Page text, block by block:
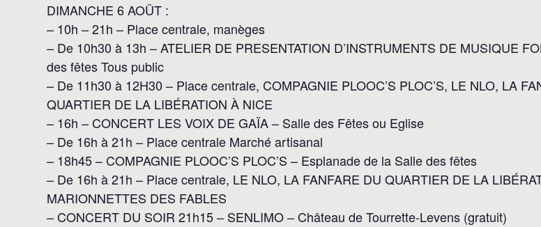
DIMANCHE 6 AOÛT :
– 10h – 21h – Place centrale, manèges
– De 10h30 à 13h – ATELIER DE PRESENTATION D’INSTRUMENTS DE MUSIQUE
des fêtes Tous public
– De 11h30 à 12H30 – Place centrale, COMPAGNIE PLOOC’S PLOC’S, LE NLO, LA
QUARTIER DE LA LIBÉRATION À NICE
– 16h – CONCERT LES VOIX DE GAÏA – Salle des Fêtes ou Eglise
– De 16h à 21h – Place centrale Marché artisanal
– 18h45 – COMPAGNIE PLOOC’S PLOC’S – Esplanade de la Salle des fêtes
– De 16h à 21h – Place centrale, LE NLO, LA FANFARE DU QUARTIER DE LA
MARIONNETTES DES FABLES
– CONCERT DU SOIR 21h15 – SENLIMO – Château de Tourrette-Levens (gratuit)